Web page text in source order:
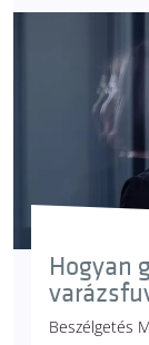
Hogyan
Beszélgetés